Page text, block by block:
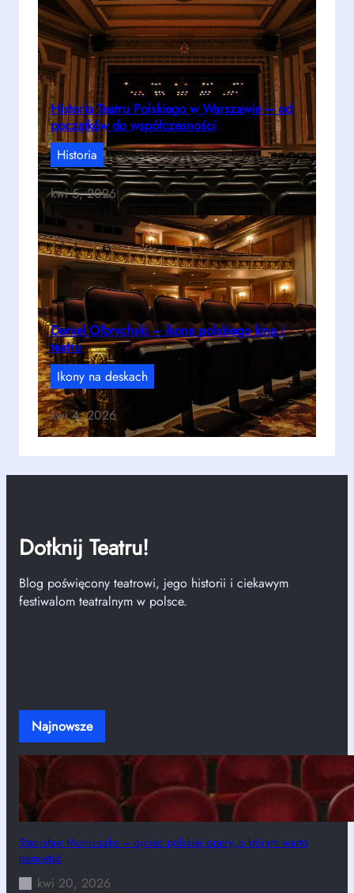
Historia Teatru Polskiego w Warszawie – od
początków do współczesności
Historia
kwi 5, 2026
Daniel Olbrychski – ikona polskiego kina i
teatru
Ikony na deskach
kwi 4, 2026
Dotknij Teatru!
Blog poświęcony teatrowi, jego historii i ciekawym
festiwalom teatralnym w polsce.
Najnowsze
Stanisław Moniuszko – ojciec polskiej opery, o którym warto
pamiętać
kwi 20, 2026